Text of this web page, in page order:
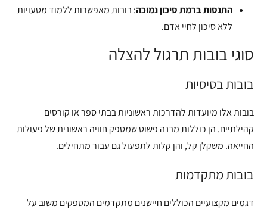
התנסות ברמת סיכון נמוכה: בובות מאפשרות ללמוד מטעויות
ללא סיכון לחיי אדם.
סוגי בובות תרגול להצלה
בובות בסיסיות
בובות אלו מיועדות להדרכות ראשוניות בבתי ספר או קורסים
קהילתיים. הן כוללות מבנה פשוט שמספק חוויה ראשונית של פעולות
החייאה. משקלן קל, והן קלות לתפעול גם עבור מתחילים.
בובות מתקדמות
דגמים מקצועיים הכוללים חיישנים מתקדמים המספקים משוב על